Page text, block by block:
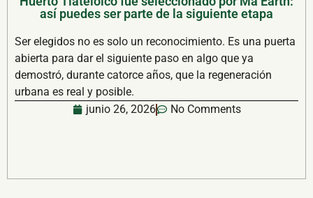
así puedes ser parte de la siguiente etapa
Ser elegidos no es solo un reconocimiento. Es una puerta
abierta para dar el siguiente paso en algo que ya
demostró, durante catorce años, que la regeneración
urbana es real y posible.
junio 26, 2026
No Comments